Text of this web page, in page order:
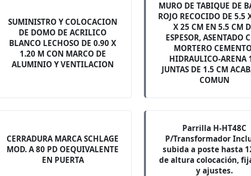
SUMINISTRO Y COLOCACION
DE DOMO DE ACRILICO
BLANCO LECHOSO DE 0.90 X
1.20 M CON MARCO DE
ALUMINIO Y VENTILACION
MURO DE TABIQUE DE
ROJO RECOCIDO DE 5.5
X 25 CM EN 5.5 CM
ESPESOR, ASENTADO
MORTERO
HIDRAULICO-ARENA
JUNTAS DE 1.5 CM
COMUN
CERRADURA MARCA SCHLAGE
MOD. A 80 PD OEQUIVALENTE
EN PUERTA
Parrilla H-HT48C
P/Transformador
subida a poste hasta
de altura colocación,
y ajustes.